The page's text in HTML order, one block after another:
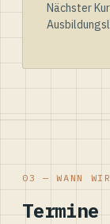
Nächster
03 — WANN
Termine